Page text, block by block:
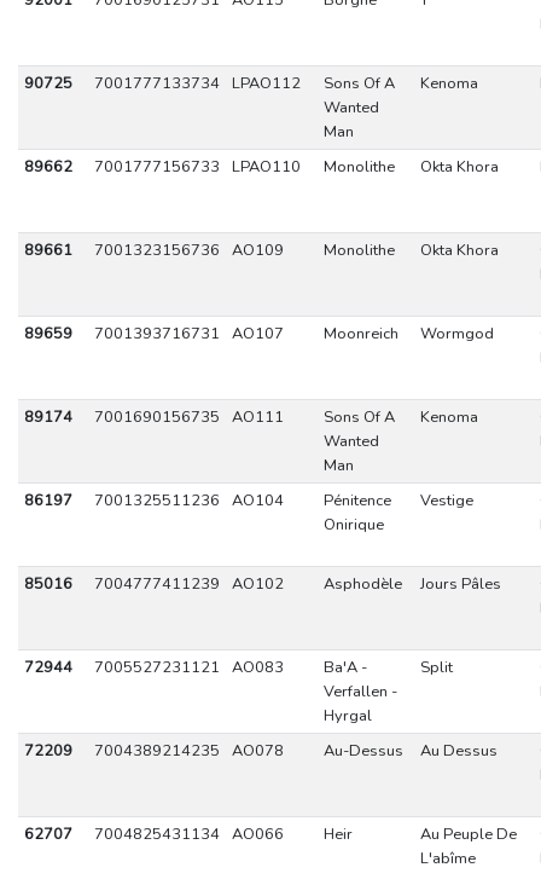
90725 7001777133734 LPAO112
Sons Of A
Wanted
Man
Kenoma
89662 7001777156733 LPAO110 Monolithe Okta Khora
89661 7001323156736 AO109 Monolithe Okta Khora
89659 7001393716731 AO107 Moonreich Wormgod
89174 7001690156735 AO111
Sons Of A
Wanted
Man
Kenoma
86197 7001325511236 AO104
Pénitence
Onirique
Vestige
85016 7004777411239 AO102 Asphodèle Jours Pâles
72944 7005527231121 AO083
Ba'A -
Verfallen -
Hyrgal
Split
72209 7004389214235 AO078 Au-Dessus Au Dessus
62707 7004825431134 AO066 Heir
Au Peuple De
L'abîme